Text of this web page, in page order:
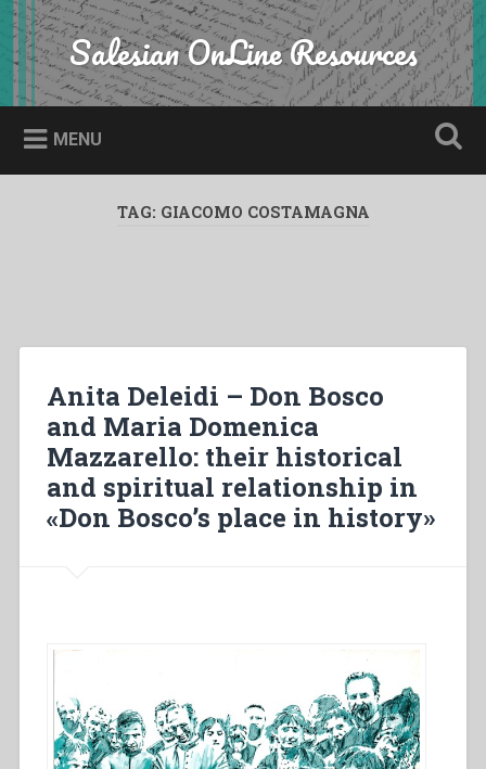
Skip
to
content
Search Salesian OnLine Resources
MENU
TAG: GIACOMO COSTAMAGNA
Anita Deleidi – Don Bosco
and Maria Domenica
Mazzarello: their historical
and spiritual relationship in
«Don Bosco’s place in history»